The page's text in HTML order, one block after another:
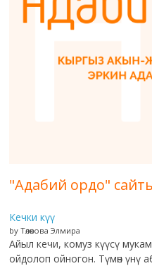
"Адабий ордо"
Кечки күү
by Төлөкова Элмира
Айыл кечи, комуз күүсү
ойдолоп ойногон. Түмөн үнү